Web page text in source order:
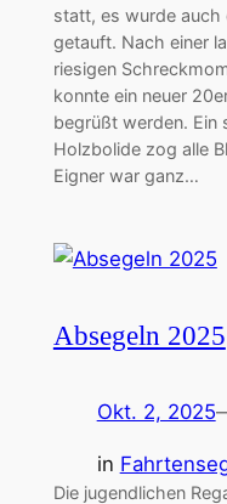
statt, es wurde auch
getauft. Nach einer
riesigen
konnte ein neuer
begrüßt werden. Ein
Holzbolide zog alle
Eigner war ganz…
Absegeln 2025
Okt. 2, 2025
in
Die jugendlichen